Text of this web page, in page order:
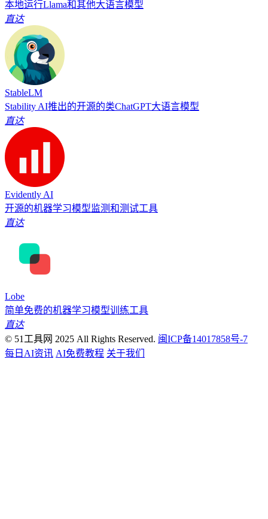
本地运行Llama和其他大语言模型
直达
StableLM
Stability AI推出的开源的类ChatGPT大语言模型
直达
Evidently AI
开源的机器学习模型监测和测试工具
直达
Lobe
简单免费的机器学习模型训练工具
直达
© 51工具网 2025 All Rights Reserved. 闽ICP备14017858号-7
每日AI资讯 AI免费教程 关于我们